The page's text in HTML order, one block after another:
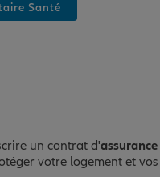
Santé
un contrat d'
votre logement et